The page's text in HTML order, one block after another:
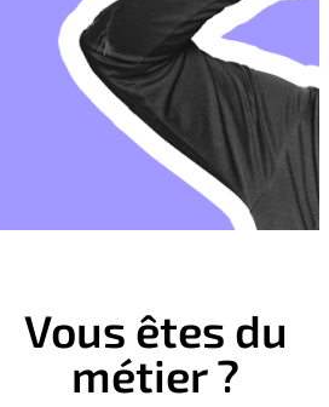
Vous êtes du
métier ?